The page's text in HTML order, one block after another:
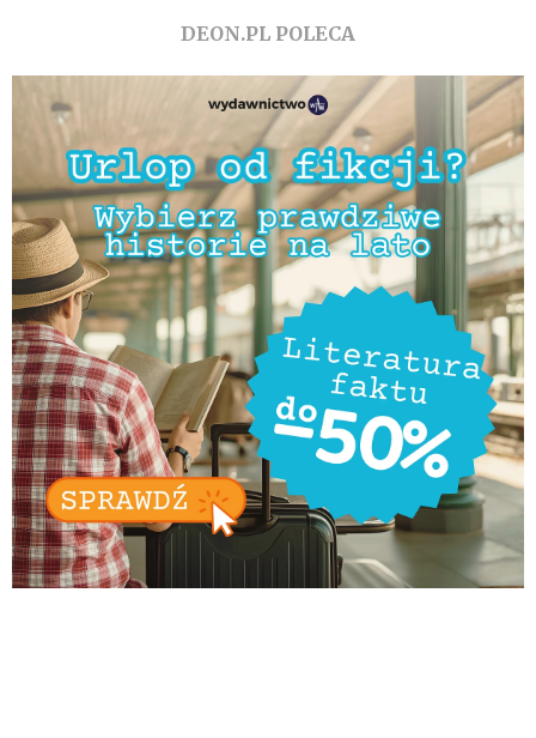
DEON.PL POLECA